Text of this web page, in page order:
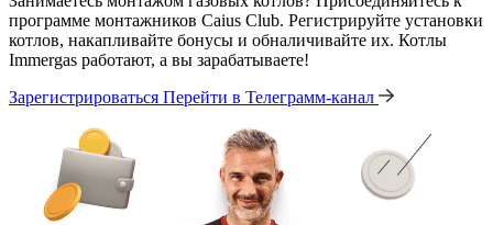
программе монтажников Caius Club. Регистрируйте установки
котлов, накапливайте бонусы и обналичивайте их. Котлы
Immergas работают, а вы зарабатываете!
Зарегистрироваться Перейти в Телеграмм-канал